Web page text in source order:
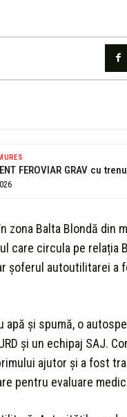
Balta Blondă din
circula pe relația
șoferul autoutilitarei a
și spumă, o
și un echipaj SAJ.
ajutor și a fost
pentru evaluare